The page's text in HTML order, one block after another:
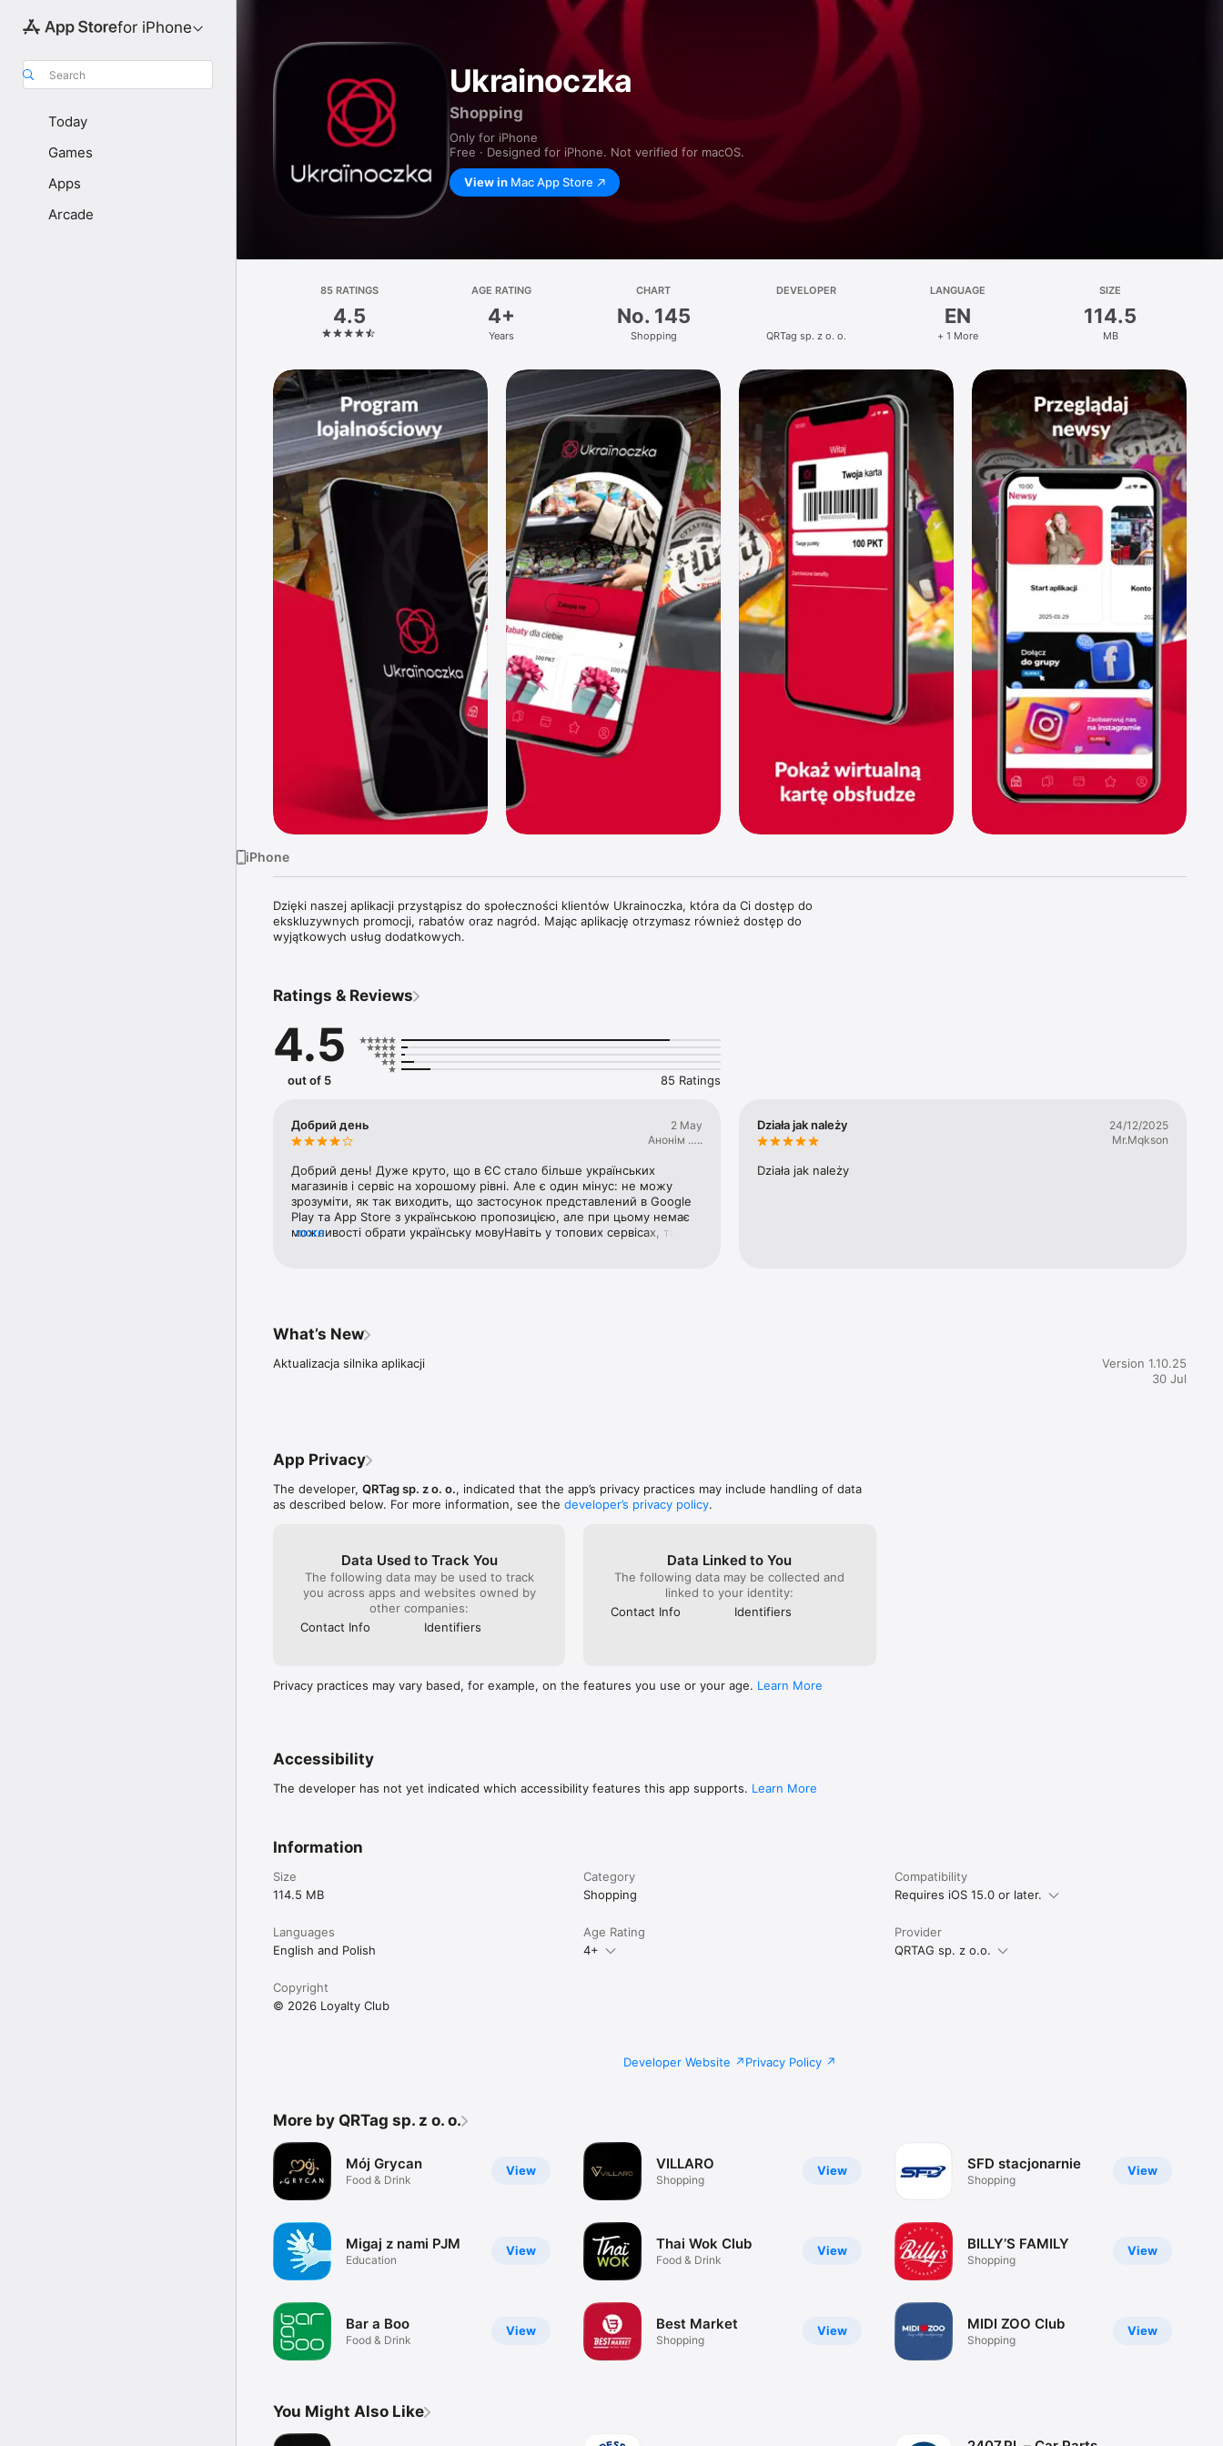
for iPhone
Search
Today
Games
Apps
Arcade
Ukrainoczka
Shopping
Only for iPhone
Free · Designed for iPhone. Not verified for macOS.
View in Mac App Store
85 RATINGS
4.5
AGE RATING
4+
Years
CHART
No. 145
Shopping
DEVELOPER
QRTag sp. z o. o.
LANGUAGE
EN
+ 1 More
SIZE
114.5
MB
iPhone
Dzięki naszej aplikacji przystąpisz do społeczności klientów Ukrainoczka, która da Ci dostęp do
ekskluzywnych promocji, rabatów oraz nagród. Mając aplikację otrzymasz również dostęp do
wyjątkowych usług dodatkowych.
Ratings & Reviews
4.5
out of 5 85 Ratings
Добрий день
2 May
Анонім …..
Добрий день! Дуже круто, що в ЄС стало більше українських
магазинів і сервіс на хорошому рівні. Але є один мінус: не можу
зрозуміти, як так виходить, що застосунок представлений в Google
Play та App Store з українською пропозицією, але при цьому немає
можливості обрати українську мовуНавіть у топових сервісах, таких
more
Działa jak należy
24/12/2025
Mr.Mqkson
Działa jak należy
What’s New
Aktualizacja silnika aplikacji
Version 1.10.25
30 Jul
App Privacy
The developer, QRTag sp. z o. o., indicated that the app’s privacy practices may include handling of data
as described below. For more information, see the developer’s privacy policy.
Data Used to Track You
The following data may be used to track
you across apps and websites owned by
other companies:
Contact Info
Identifiers
Data Linked to You
The following data may be collected and
linked to your identity:
Contact Info
Identifiers
Privacy practices may vary based, for example, on the features you use or your age. Learn More
Accessibility
The developer has not yet indicated which accessibility features this app supports. Learn More
Information
Size
114.5 MB
Category
Shopping
Compatibility
Requires iOS 15.0 or later.
Languages
English and Polish
Age Rating
4+
Provider
QRTAG sp. z o.o.
Copyright
© 2026 Loyalty Club
Developer Website Privacy Policy
More by QRTag sp. z o. o.
View
Mój Grycan
Food & Drink
View
Migaj z nami PJM
Education
View
Bar a Boo
Food & Drink
View
VILLARO
Shopping
View
Thai Wok Club
Food & Drink
View
Best Market
Shopping
View
SFD stacjonarnie
Shopping
View
BILLYʼS FAMILY
Shopping
View
MIDI ZOO Club
Shopping
You Might Also Like